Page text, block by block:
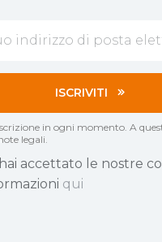
ISCRIVITI
in ogni momento. A
legali.
accettato le nostre
qui